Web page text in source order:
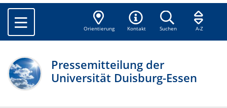
Orientierung Kontakt Suchen A-Z
Pressemitteilung der
Universität Duisburg-Essen